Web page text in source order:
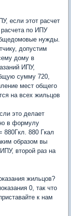
если этот расчет
по ИПУ
нужды.
допустим
дому в
ИПУ,
сумму 720,
мест общего
на всех жильцов
это делает
в формулу
880Гкл. 880 Гкал
образом вы
второй раз на
жильцов?
0, так что
к нам